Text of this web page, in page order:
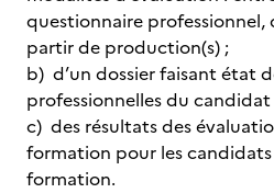
questionnaire
partir de production(s) ;
b) d’un dossier faisant état
professionnelles du candidat
c) des résultats des
formation pour les candidats
formation.